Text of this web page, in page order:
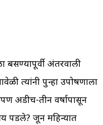
बसण्यापूर्वी अंतरवाली
त्यांनी पुन्हा उपोषणाला
अडीच-तीन वर्षापासून
पडले? जून महिन्यात